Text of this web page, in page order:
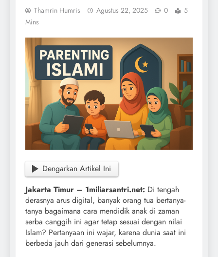
Thamrin Humris Agustus 22, 2025 0
5
Mins
Dengarkan Artikel Ini
Jakarta Timur – 1miliarsantri.net: Di tengah
derasnya arus digital, banyak orang tua bertanya-
tanya bagaimana cara mendidik anak di zaman
serba canggih ini agar tetap sesuai dengan nilai
Islam? Pertanyaan ini wajar, karena dunia saat ini
berbeda jauh dari generasi sebelumnya.